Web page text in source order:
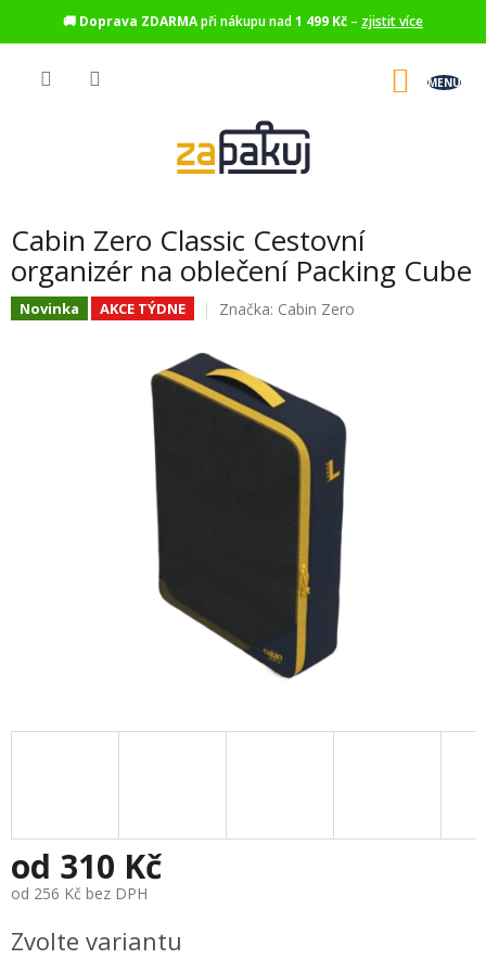
🚚 Doprava ZDARMApři nákupu nad1 499 Kč – zjistit více
Cabin Zero Classic Cestovní
organizér na oblečení Packing Cube
Novinka AKCE TÝDNE Značka: Cabin Zero
od 310 Kč
od 256 Kč bez DPH
cena:
Zvolte variantu